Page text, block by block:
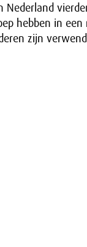
hebben in
zijn